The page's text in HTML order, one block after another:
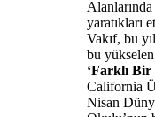
yaratıkları
Vakıf, bu
bu yükselen
‘Farklı
California
Nisan